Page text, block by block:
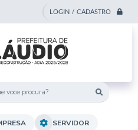
LOGIN / CADASTRO
SERVIDOR